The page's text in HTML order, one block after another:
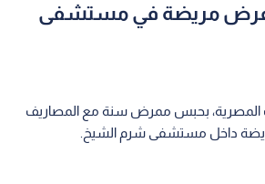
مريضة في مستشفى
المصرية، بحبس ممرض سنة مع المصاريف
داخل مستشفى شرم الشيخ.